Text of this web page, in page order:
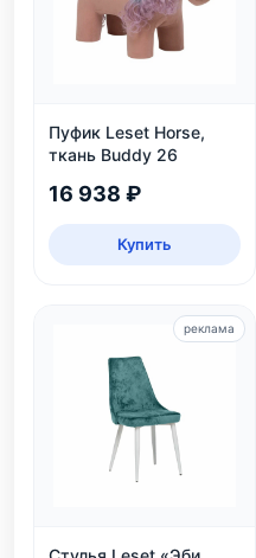
Пуфик Leset Horse,
ткань Buddy 26
16 938 ₽
Купить
реклама